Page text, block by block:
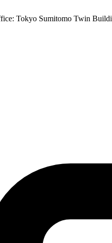
Tokyo Sumitomo Twin